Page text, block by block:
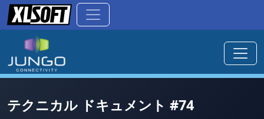
テクニカル ドキュメント #74